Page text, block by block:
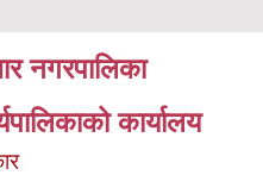
नगरपालिका
कार्यालय